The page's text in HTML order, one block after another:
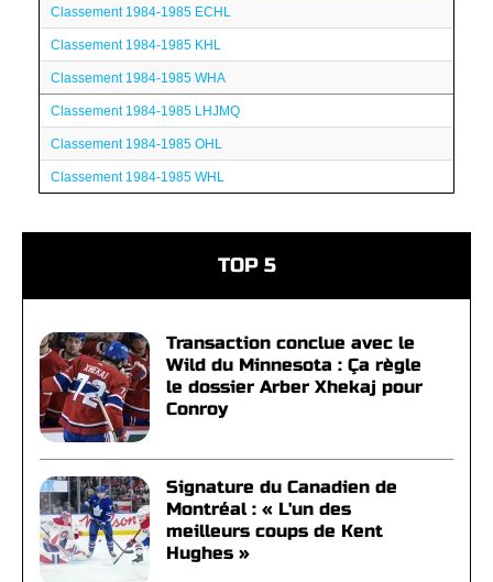
Classement 1984-1985 ECHL
Classement 1984-1985 KHL
Classement 1984-1985 WHA
Classement 1984-1985 LHJMQ
Classement 1984-1985 OHL
Classement 1984-1985 WHL
TOP 5
Transaction conclue avec le
Wild du Minnesota : Ça règle
le dossier Arber Xhekaj pour
Conroy
Signature du Canadien de
Montréal : « L'un des
meilleurs coups de Kent
Hughes »